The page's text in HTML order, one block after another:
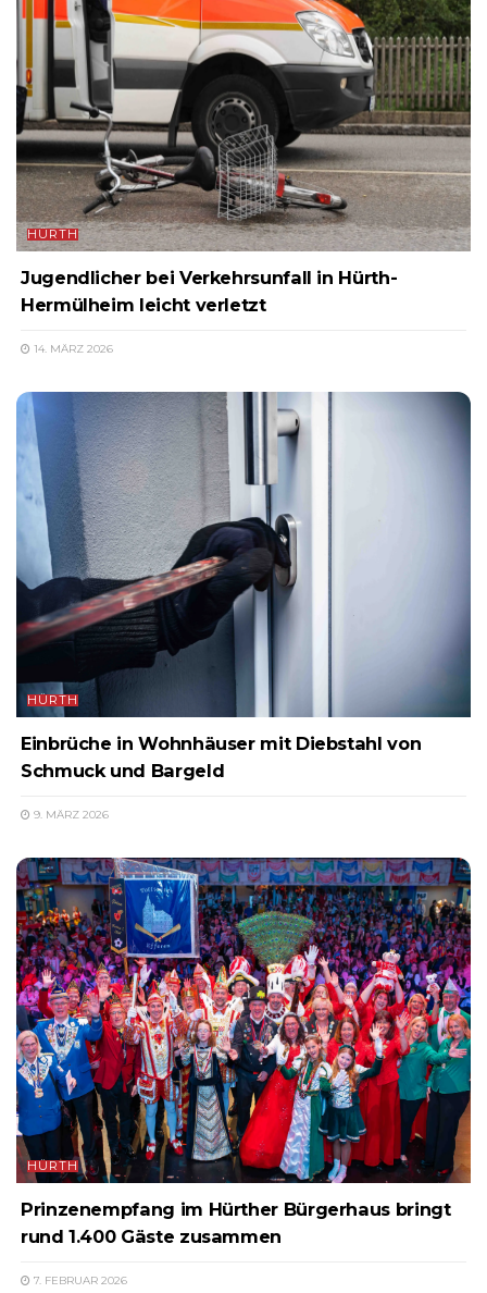
HÜRTH
Jugendlicher bei Verkehrsunfall in Hürth-
Hermülheim leicht verletzt
14. MÄRZ 2026
HÜRTH
Einbrüche in Wohnhäuser mit Diebstahl von
Schmuck und Bargeld
9. MÄRZ 2026
HÜRTH
Prinzenempfang im Hürther Bürgerhaus bringt
rund 1.400 Gäste zusammen
7. FEBRUAR 2026